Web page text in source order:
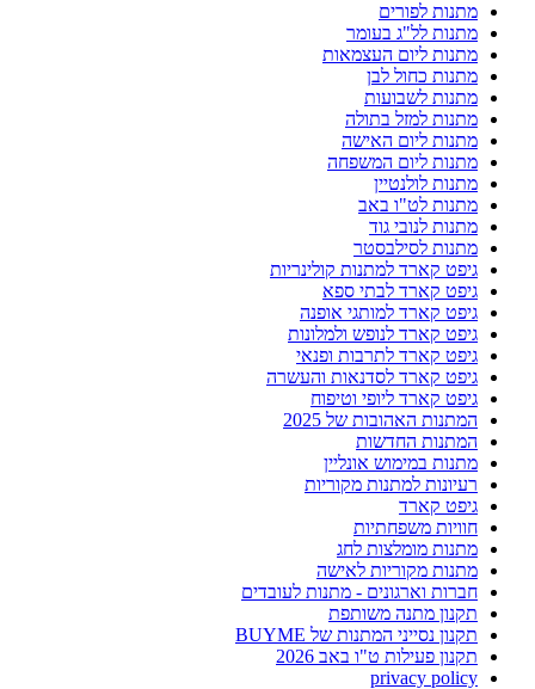
מתנות לפורים
מתנות לל"ג בעומר
מתנות ליום העצמאות
מתנות כחול לבן
מתנות לשבועות
מתנות למזל בתולה
מתנות ליום האישה
מתנות ליום המשפחה
מתנות לולנטיין
מתנות לט"ו באב
מתנות לנובי גוד
מתנות לסילבסטר
גיפט קארד למתנות קולינריות
גיפט קארד לבתי ספא
גיפט קארד למותגי אופנה
גיפט קארד לנופש ולמלונות
גיפט קארד לתרבות ופנאי
גיפט קארד לסדנאות והעשרה
גיפט קארד ליופי וטיפוח
המתנות האהובות של 2025
המתנות החדשות
מתנות במימוש אונליין
רעיונות למתנות מקוריות
גיפט קארד
חוויות משפחתיות
מתנות מומלצות לחג
מתנות מקוריות לאישה
חברות וארגונים - מתנות לעובדים
תקנון מתנה משותפת
תקנון נסייני המתנות של BUYME
תקנון פעילות ט"ו באב 2026
privacy policy